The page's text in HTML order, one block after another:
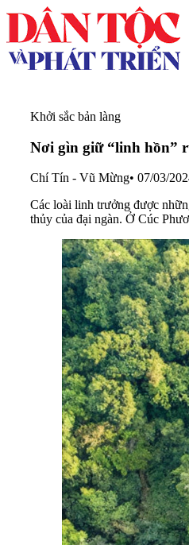
Khởi sắc bản làng
Nơi gìn giữ “linh hồn”
Chí Tín - Vũ Mừng• 07/03/
Các loài linh trưởng được
thủy của đại ngàn. Ở Cúc